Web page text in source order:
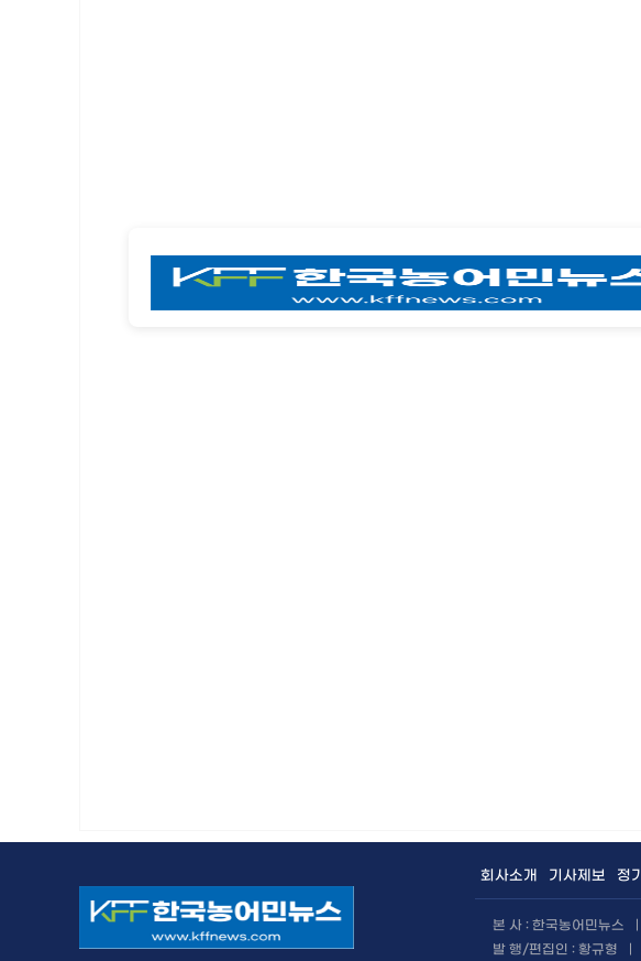
회사소개 기사제보 정
본 사 : 한국농어민뉴스
발 행/편집인 : 황규형